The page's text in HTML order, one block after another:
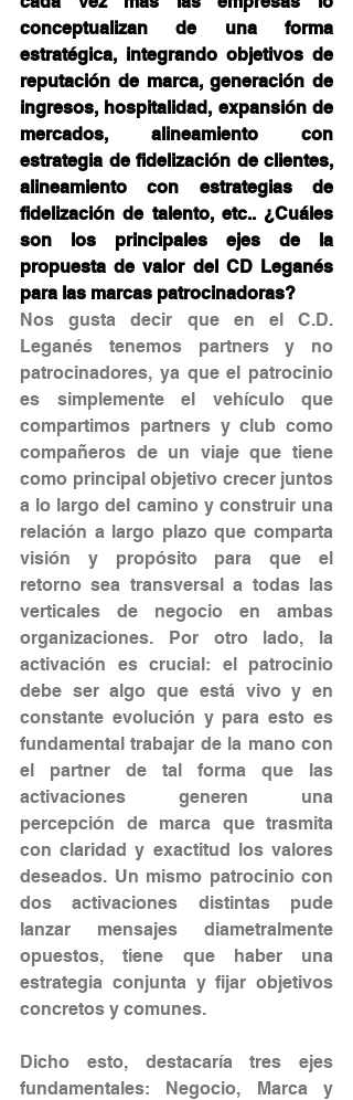
conceptualizan de una forma
estratégica, integrando objetivos de
reputación de marca, generación de
ingresos, hospitalidad, expansión de
mercados, alineamiento con
estrategia de fidelización de clientes,
alineamiento con estrategias de
fidelización de talento, etc.. ¿Cuáles
son los principales ejes de la
propuesta de valor del CD Leganés
para las marcas patrocinadoras?
Nos gusta decir que en el C.D.
Leganés tenemos partners y no
patrocinadores, ya que el patrocinio
es simplemente el vehículo que
compartimos partners y club como
compañeros de un viaje que tiene
como principal objetivo crecer juntos
a lo largo del camino y construir una
relación a largo plazo que comparta
visión y propósito para que el
retorno sea transversal a todas las
verticales de negocio en ambas
organizaciones. Por otro lado, la
activación es crucial: el patrocinio
debe ser algo que está vivo y en
constante evolución y para esto es
fundamental trabajar de la mano con
el partner de tal forma que las
activaciones generen una
percepción de marca que trasmita
con claridad y exactitud los valores
deseados. Un mismo patrocinio con
dos activaciones distintas pude
lanzar mensajes diametralmente
opuestos, tiene que haber una
estrategia conjunta y fijar objetivos
concretos y comunes.
Dicho esto, destacaría tres ejes
fundamentales: Negocio, Marca y